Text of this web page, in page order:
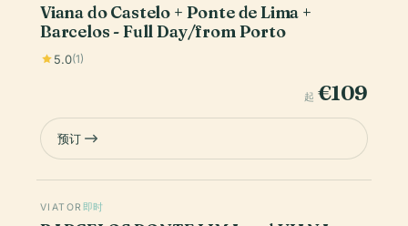
Viana do Castelo + Ponte de Lima +
Barcelos - Full Day/from Porto
5.0(1)
起 €109
预订
VIATOR 即时